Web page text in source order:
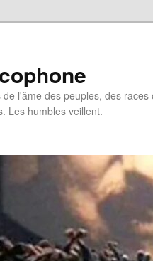
l'âme des peuples, des races
Les humbles veillent.